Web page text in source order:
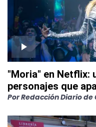
"Moria" en Netflix:
personajes que
PorRedacción Diario de